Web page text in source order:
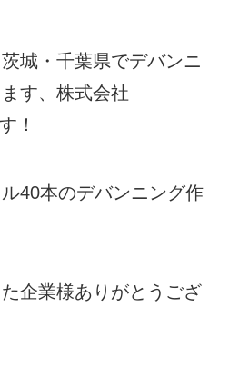
城・千葉県でデバンニ
す、株式会社
！
40本のデバンニング作
企業様ありがとうござ